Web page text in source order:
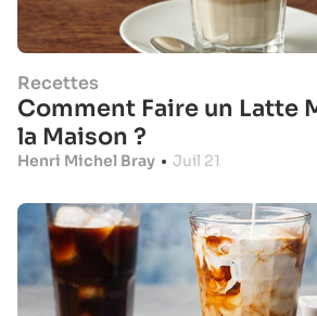
Recettes
Comment Faire un Latte
la Maison ?
Henri Michel Bray • Juil 21